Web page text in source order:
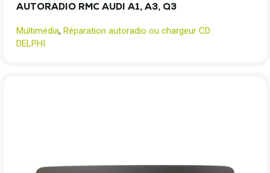
AUTORADIO RMC AUDI A1, A3, Q3
Multimédia, Réparation autoradio ou chargeur CD
DELPHI